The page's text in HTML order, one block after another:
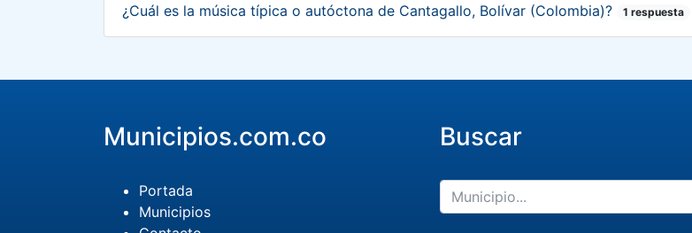
¿Cuál es la música típica o autóctona de Cantagallo, Bolívar (Colombia)? 1 respuesta
Municipios.com.co
Portada
Municipios
Buscar